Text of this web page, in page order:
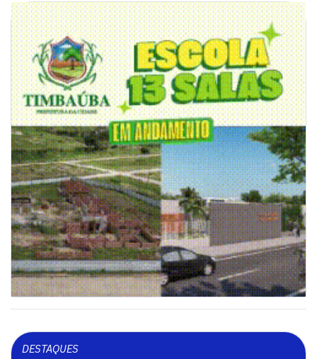
DESTAQUES